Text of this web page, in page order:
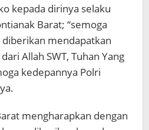
kepada dirinya selaku
Barat; “semoga
diberikan mendapatkan
Allah SWT, Tuhan Yang
kedepannya Polri
mengharapkan dengan